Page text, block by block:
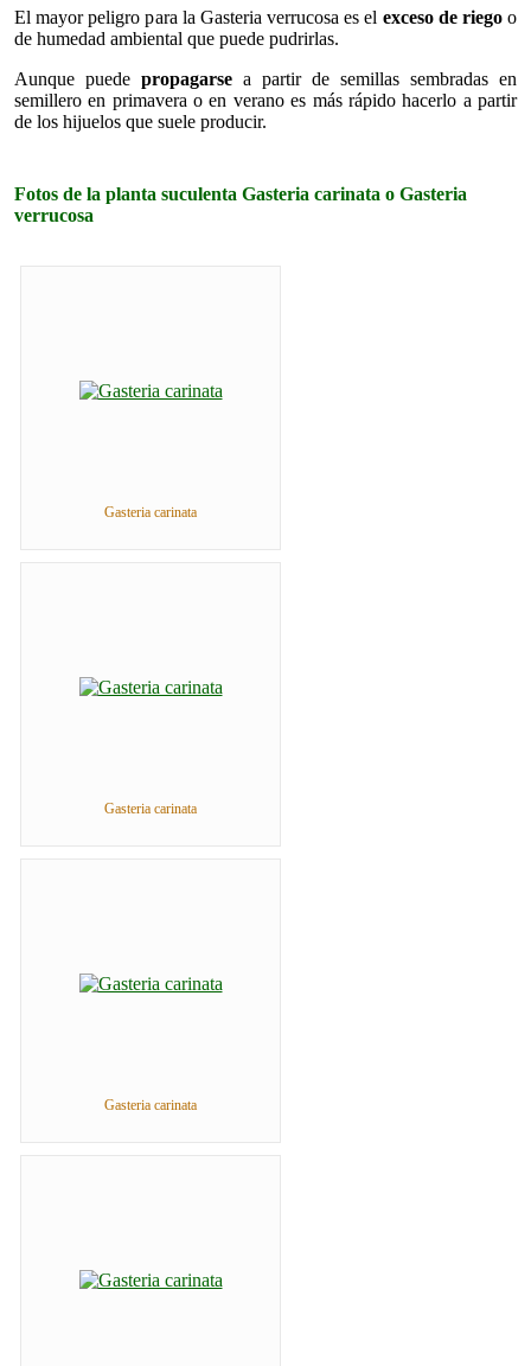
El mayor peligro para la Gasteria verrucosa es el exceso de riegoo
de humedad ambiental que puede pudrirlas.
Aunque puede propagarse a partir de semillas sembradas en
semillero en primavera o en verano es más rápido hacerlo a partir
de los hijuelos que suele producir.
Fotos de la planta suculenta Gasteria carinata o Gasteria
verrucosa
Gasteria carinata
Gasteria carinata
Gasteria carinata